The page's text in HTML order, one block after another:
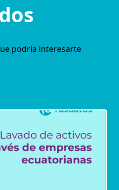
podría interesarte